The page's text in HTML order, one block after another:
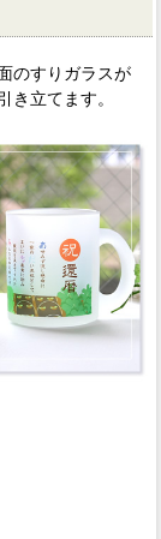
のすりガラスが
き立てます。